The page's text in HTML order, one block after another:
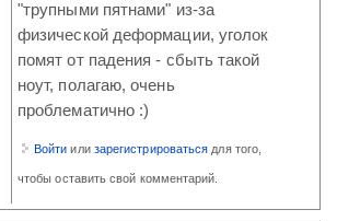
"трупными пятнами" из-за
физической деформации, уголок
помят от падения - сбыть такой
ноут, полагаю, очень
проблематично :)
Войти или зарегистрироваться для того,
чтобы оставить свой комментарий.